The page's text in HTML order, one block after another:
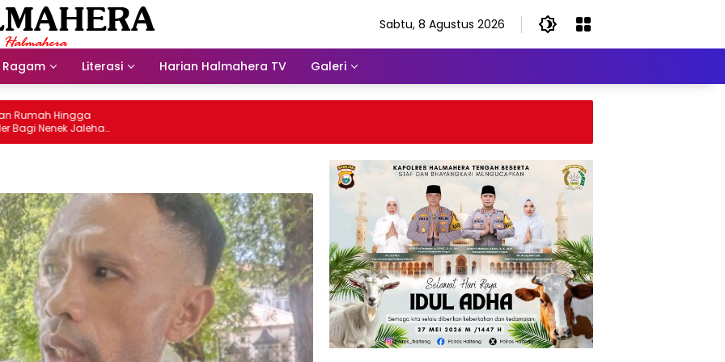
Sabtu, 8 Agustus 2026
Ragam Literasi Harian Halmahera TV Galeri
Hingga
Jaleha